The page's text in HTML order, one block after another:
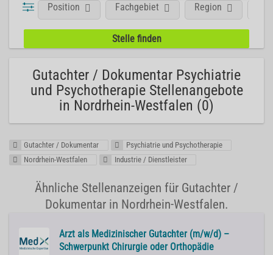
Position Fachgebiet Region
Gutachter / Dokumentar Psychiatrie
und Psychotherapie Stellenangebote
in Nordrhein-Westfalen (0)
Gutachter / Dokumentar
Psychiatrie und Psychotherapie
Nordrhein-Westfalen
Industrie / Dienstleister
Ähnliche Stellenanzeigen für Gutachter /
Dokumentar in Nordrhein-Westfalen.
Arzt als Medizinischer Gutachter (m/w/d) –
Schwerpunkt Chirurgie oder Orthopädie